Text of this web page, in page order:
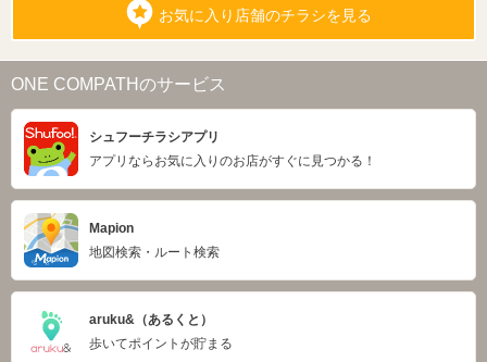
お気に入り店舗のチラシを見る
ONE COMPATHのサービス
シュフーチラシアプリ
アプリならお気に入りのお店がすぐに見つかる！
Mapion
地図検索・ルート検索
aruku&（あるくと）
歩いてポイントが貯まる